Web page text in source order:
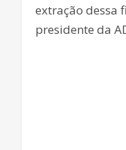
extração dessa
presidente da